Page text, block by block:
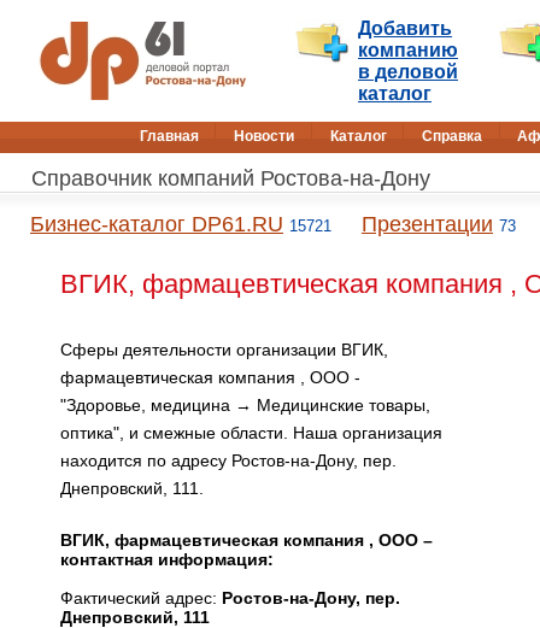
Добавить
компанию
в деловой
каталог
Главная Новости Каталог Справка
Справочник компаний Ростова-на-Дону
Бизнес-каталог DP61.RU 15721 Презентации 73
ВГИК, фармацевтическая компания ,
Сферы деятельности организации ВГИК,
фармацевтическая компания , ООО -
"Здоровье, медицина → Медицинские товары,
оптика", и смежные области. Наша организация
находится по адресу Ростов-на-Дону, пер.
Днепровский, 111.
ВГИК, фармацевтическая компания , ООО –
контактная информация:
Фактический адрес: Ростов-на-Дону, пер.
Днепровский, 111